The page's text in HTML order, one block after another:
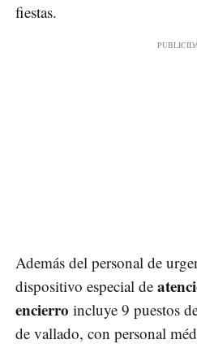
fiestas.
Además del personal de
dispositivo especial de
encierro incluye 9 puestos
de vallado, con personal